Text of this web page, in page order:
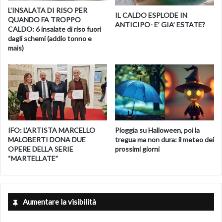
L’INSALATA DI RISO PER
QUANDO FA TROPPO
CALDO: 6 insalate di riso fuori
dagli schemi (addio tonno e
mais)
IL CALDO ESPLODE IN
ANTICIPO- E’ GIA’ ESTATE?
IFO: L’ARTISTA MARCELLO
MALOBERTI DONA DUE
OPERE DELLA SERIE
“MARTELLATE”
Pioggia su Halloween, poi la
tregua ma non dura: il meteo dei
prossimi giorni
Aumentare la visibilità